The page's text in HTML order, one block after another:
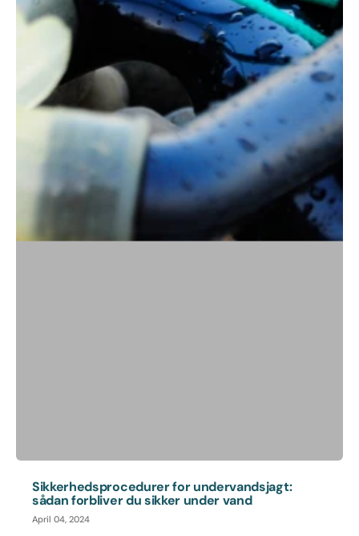
Sikkerhedsprocedurer for undervandsjagt:
sådan forbliver du sikker under vand
April 04, 2024